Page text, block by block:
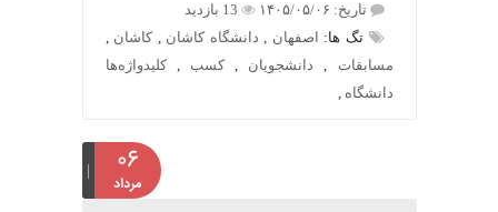
تاریخ: ۱۴۰۵/۰۵/۰۶
13 بازدید
تگ ها:اصفهان ,دانشگاه کاشان ,کاشان,
مسابقات,دانشجویان,کسب ,کلیدواژه‌ها
دانشگاه,
۰۶
مرداد